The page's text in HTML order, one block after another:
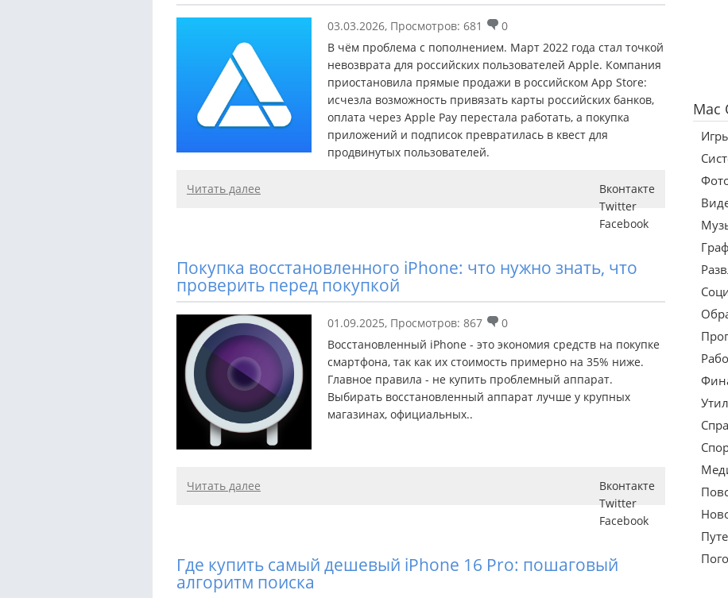
03.03.2026, Просмотров: 681
0
В чём проблема с пополнением. Март 2022 года стал точкой
невозврата для российских пользователей Apple. Компания
приостановила прямые продажи в российском App Store:
исчезла возможность привязать карты российских банков,
оплата через Apple Pay перестала работать, а покупка
приложений и подписок превратилась в квест для
продвинутых пользователей.
Читать далее
Вконтакте
Twitter
Facebook
Покупка восстановленного iPhone: что нужно знать, что
проверить перед покупкой
01.09.2025, Просмотров: 867
0
Восстановленный iPhone - это экономия средств на покупке
смартфона, так как их стоимость примерно на 35% ниже.
Главное правила - не купить проблемный аппарат.
Выбирать восстановленный аппарат лучше у крупных
магазинах, официальных..
Читать далее
Вконтакте
Twitter
Facebook
Где купить самый дешевый iPhone 16 Pro: пошаговый
алгоритм поиска
Mac